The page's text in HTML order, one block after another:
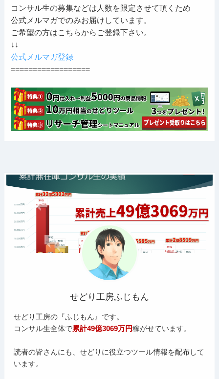
コンサル生の募集などは人数を限定させて頂くため
公式メルマガでのみお届けしています。
ご希望の方はこちらからご登録下さい。
↓↓
公式メルマガ登録
==================
せどり工房ふじもん
せどり工房の『ふじもん』です。
コンサル生全体で累計49億3069万円稼がせています。
読者の皆さんにも、せどりに役立つツール情報を配布して
います。